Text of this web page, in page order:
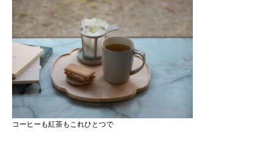
コーヒーも紅茶もこれひとつで